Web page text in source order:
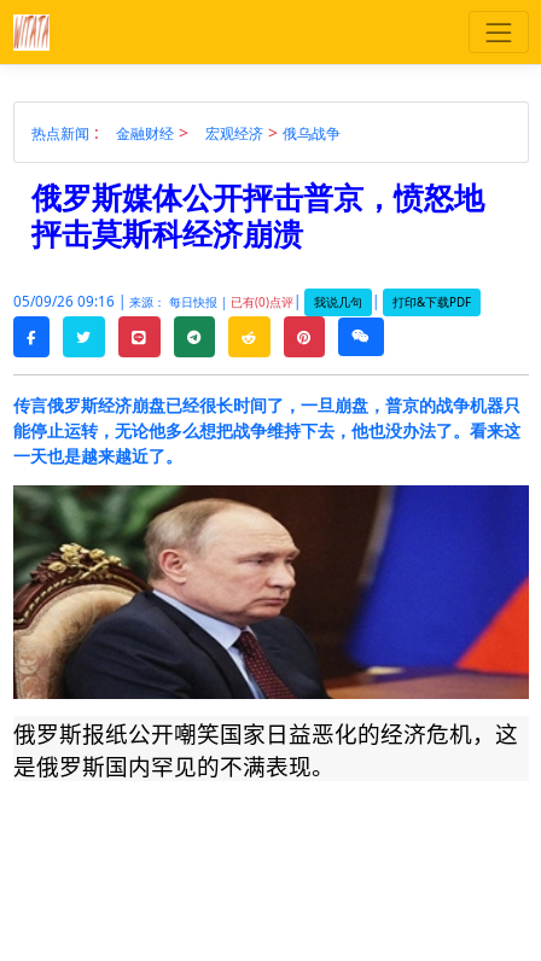
热点新闻 : 金融财经> 宏观经济 > 俄乌战争
俄罗斯媒体公开抨击普京，愤怒地
抨击莫斯科经济崩溃
05/09/26 09:16 | 来源： 每日快报 | 已有(0)点评| 我说几句 | 打印&下载PDF
facebooktwitterline telegramreddit pinterestweixin
传言俄罗斯经济崩盘已经很长时间了，一旦崩盘，普京的战争机器只
能停止运转，无论他多么想把战争维持下去，他也没办法了。看来这
一天也是越来越近了。
俄罗斯报纸公开嘲笑国家日益恶化的经济危机，这
是俄罗斯国内罕见的不满表现。